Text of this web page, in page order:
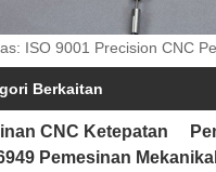
ISO 9001 Precision CNC
Berkaitan
CNC Ketepatan
Pemesinan